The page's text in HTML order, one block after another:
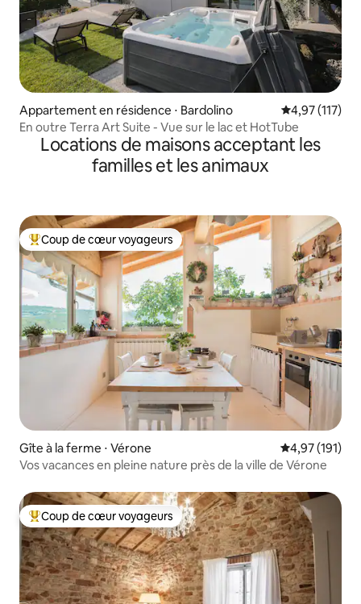
Appartement en résidence ⋅ Bardolino Évaluation
4,97 (117)
En outre Terra Art Suite - Vue sur le lac et HotTube
Locations de maisons acceptant les
familles et les animaux
Coups de cœur voyageurs les plus appréciés
Coup de cœur voyageurs
Gîte à la ferme ⋅ Vérone Évaluation
4,97 (191)
Vos vacances en pleine nature près de la ville de Vérone
Coups de cœur voyageurs les plus appréciés
Coup de cœur voyageurs